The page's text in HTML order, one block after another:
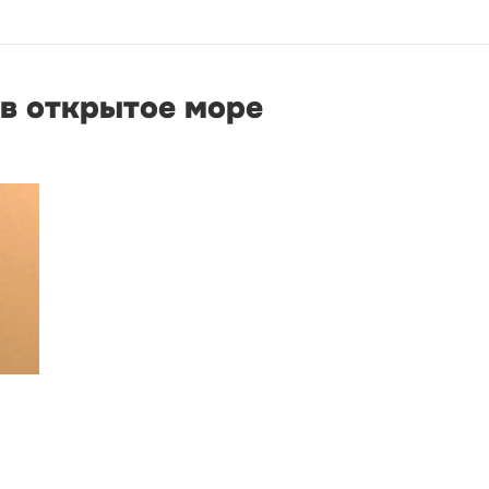
открытое море